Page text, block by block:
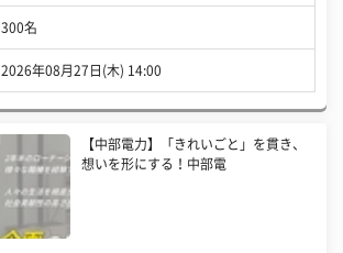
300名
2026年08月27日(木) 14:00
【中部電力】「きれいごと」を貫き、
想いを形にする！中部電